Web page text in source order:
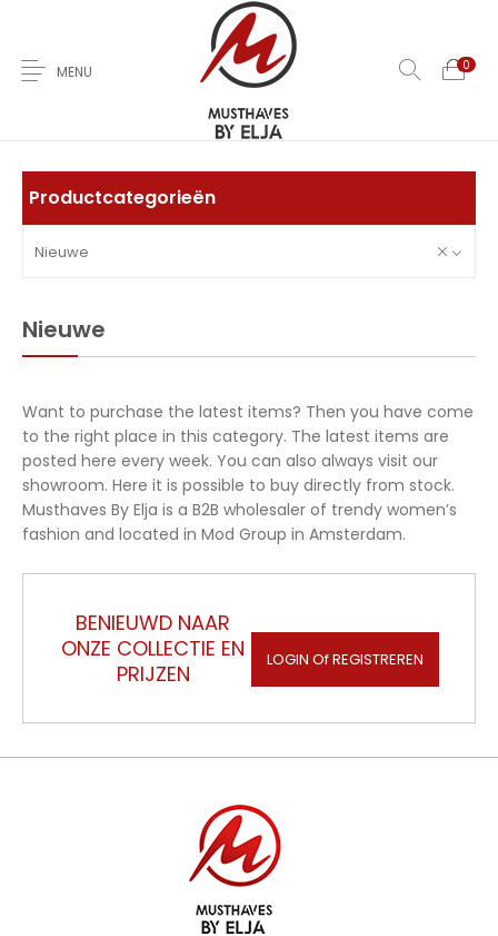
Home Over Ons Nieuwe Kleding Jas
Jurken Sale
Contact
MENU 0
Productcategorieën
Nieuwe
Nieuwe
Want to purchase the latest items? Then you have come
to the right place in this category. The latest items are
posted here every week. You can also always visit our
showroom. Here it is possible to buy directly from stock.
Musthaves By Elja is a B2B wholesaler of trendy women’s
fashion and located in Mod Group in Amsterdam.
BENIEUWD NAAR
ONZE COLLECTIE EN
PRIJZEN
LOGIN Of REGISTREREN